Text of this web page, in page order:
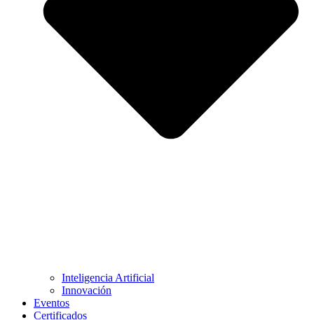
Inteligencia Artificial
Innovación
Eventos
Certificados